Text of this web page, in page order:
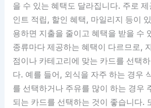
을 수 있는 혜택도 달라집니다. 주로
인트 적립, 할인 혜택, 마일리지 등이
용하면 지출을 줄이고 혜택을 받을 수
종류마다 제공하는 혜택이 다르므로,
점이나 카테고리에 맞는 카드를 선택
다. 예를 들어, 외식을 자주 하는 경우
를 선택하거나 주유를 많이 하는 경우
되는 카드를 선택하는 것이 좋습니다.